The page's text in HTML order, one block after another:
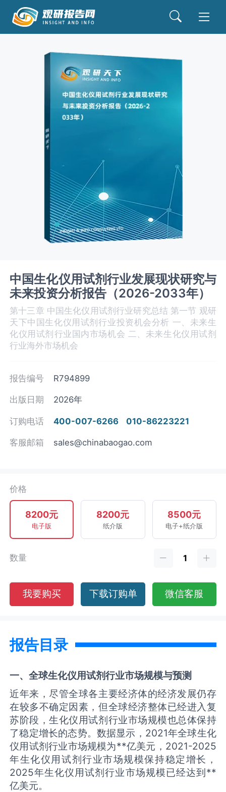
中国生化仪用试剂行业发展现状研究与
未来投资分析报告（2026-2033年）
第十三章 中国生化仪用试剂行业研究总结 第一节 观研
天下中国生化仪用试剂‌‌‌行业投资机会分析 一、未来生
化仪用试剂‌‌‌行业国内市场机会 二、未来生化仪用试剂
行业海外市场机会
报告编号 R794899
出版日期 2026年
订购电话 400-007-6266 010-86223221
客服邮箱 sales@chinabaogao.com
价格
8200元
电子版
8200元
纸介版
8500元
电子+纸介版
数量
我要购买 下载订购单 微信客服
报告目录
一、全球生化仪用试剂行业市场规模与预测
近年来，尽管全球各主要经济体的经济发展仍存
在较多不确定因素，但全球经济整体已经进入复
苏阶段，生化仪用试剂行业市场规模也总体保持
了稳定增长的态势。数据显示，2021年全球生化
仪用试剂行业市场规模为**亿美元，2021-2025
年生化仪用试剂行业市场规模保持稳定增长，
2025年生化仪用试剂行业市场规模已经达到**
亿美元。